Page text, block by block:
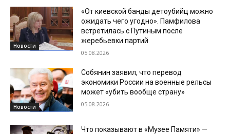
Новости
«От киевской банды детоубийц можно
ожидать чего угодно». Памфилова
встретилась с Путиным после
жеребьевки партий
05.08.2026
Новости
Собянин заявил, что перевод
экономики России на военные рельсы
может «убить вообще страну»
05.08.2026
Что показывают в «Музее Памяти» —